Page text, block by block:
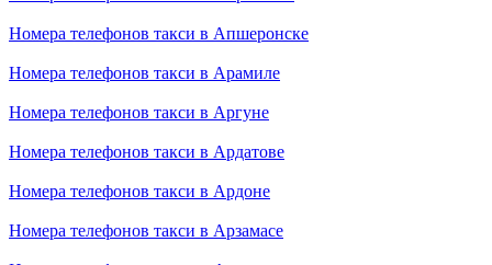
Номера телефонов такси в Апшеронске
Номера телефонов такси в Арамиле
Номера телефонов такси в Аргуне
Номера телефонов такси в Ардатове
Номера телефонов такси в Ардоне
Номера телефонов такси в Арзамасе